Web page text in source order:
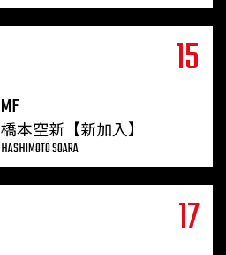
15
MF
橋本空新【新加入】
HASHIMOTO SOARA
17